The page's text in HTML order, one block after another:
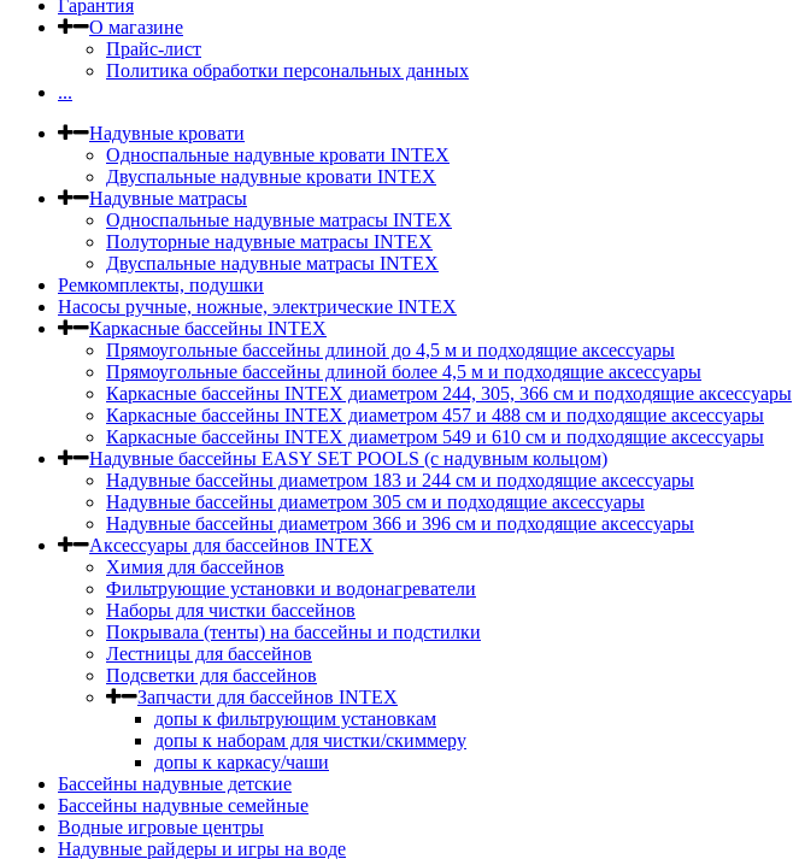
Гарантия
О магазине
Прайс-лист
Политика обработки персональных данных
...
Надувные кровати
Односпальные надувные кровати INTEX
Двуспальные надувные кровати INTEX
Надувные матрасы
Односпальные надувные матрасы INTEX
Полуторные надувные матрасы INTEX
Двуспальные надувные матрасы INTEX
Ремкомплекты, подушки
Насосы ручные, ножные, электрические INTEX
Каркасные бассейны INTEX
Прямоугольные бассейны длиной до 4,5 м и подходящие аксессуары
Прямоугольные бассейны длиной более 4,5 м и подходящие аксессуары
Каркасные бассейны INTEX диаметром 244, 305, 366 см и подходящие аксессуары
Каркасные бассейны INTEX диаметром 457 и 488 cм и подходящие аксессуары
Каркасные бассейны INTEX диаметром 549 и 610 см и подходящие аксессуары
Надувные бассейны EASY SET POOLS (с надувным кольцом)
Надувные бассейны диаметром 183 и 244 см и подходящие аксессуары
Надувные бассейны диаметром 305 см и подходящие аксессуары
Надувные бассейны диаметром 366 и 396 см и подходящие аксессуары
Аксессуары для бассейнов INTEX
Химия для бассейнов
Фильтрующие установки и водонагреватели
Наборы для чистки бассейнов
Покрывала (тенты) на бассейны и подстилки
Лестницы для бассейнов
Подсветки для бассейнов
Запчасти для бассейнов INTEX
допы к фильтрующим установкам
допы к наборам для чистки/скиммеру
допы к каркасу/чаши
Бассейны надувные детские
Бассейны надувные семейные
Водные игровые центры
Надувные райдеры и игры на воде